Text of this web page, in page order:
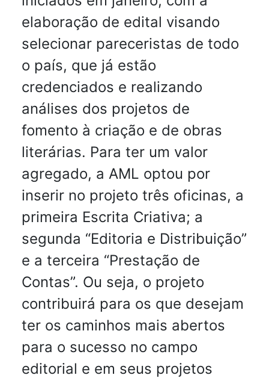
elaboração de edital visando
selecionar pareceristas de todo
o país, que já estão
credenciados e realizando
análises dos projetos de
fomento à criação e de obras
literárias. Para ter um valor
agregado, a AML optou por
inserir no projeto três oficinas, a
primeira Escrita Criativa; a
segunda “Editoria e Distribuição”
e a terceira “Prestação de
Contas”. Ou seja, o projeto
contribuirá para os que desejam
ter os caminhos mais abertos
para o sucesso no campo
editorial e em seus projetos